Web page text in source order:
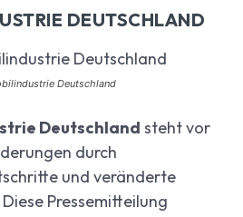
DEUTSCHLAND
Deutschland
Deutschland steht vor
durch
und veränderte
Pressemitteilung